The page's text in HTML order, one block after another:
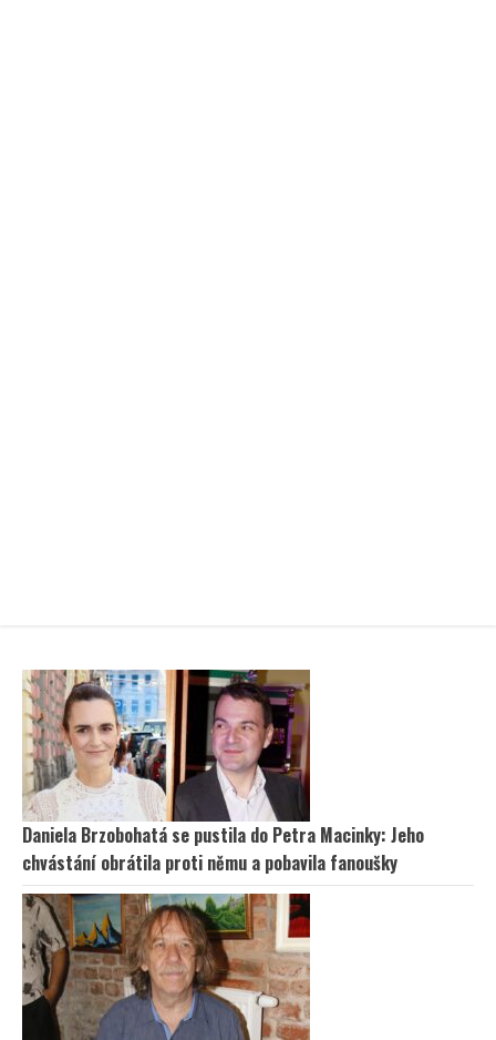
Daniela Brzobohatá se pustila do Petra Macinky: Jeho
chvástání obrátila proti němu a pobavila fanoušky